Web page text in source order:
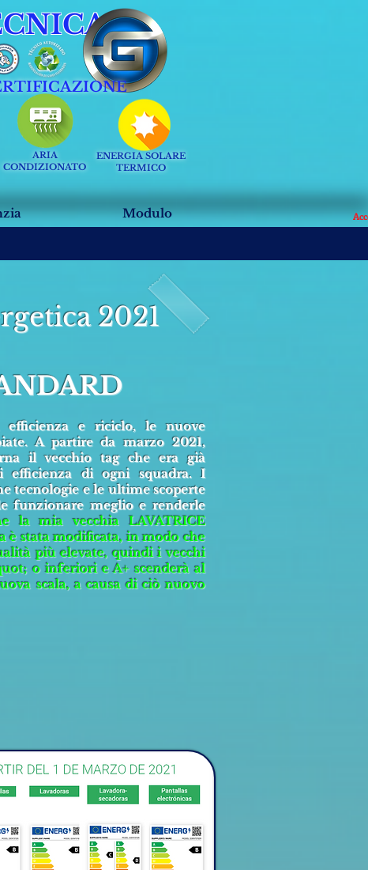
ENERGIA SOLARE
TERMICO
ARIA
CONDIZIONATO
Modulo
2021
e riciclo, le nuove
A partire da marzo 2021,
il vecchio tag che era già
efficienza di ogni squadra. I
tecnologie e le ultime scoperte
funzionare meglio e renderle
la mia vecchia LAVATRICE
è stata modificata, in modo che
più elevate, quindi i vecchi
o inferiori e A+ scenderà al
scala, a causa di ciò nuovo